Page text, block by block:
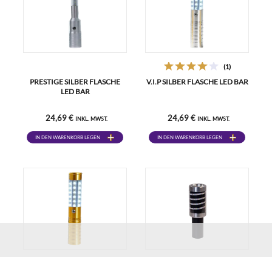
PRESTIGE SILBER FLASCHE
LED BAR
24,69 € INKL. MWST.
IN DEN WARENKORB LEGEN
(1)
V.I.P SILBER FLASCHE LED BAR
24,69 € INKL. MWST.
IN DEN WARENKORB LEGEN